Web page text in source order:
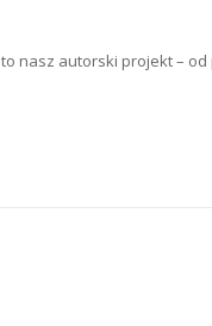
to nasz autorski projekt – od